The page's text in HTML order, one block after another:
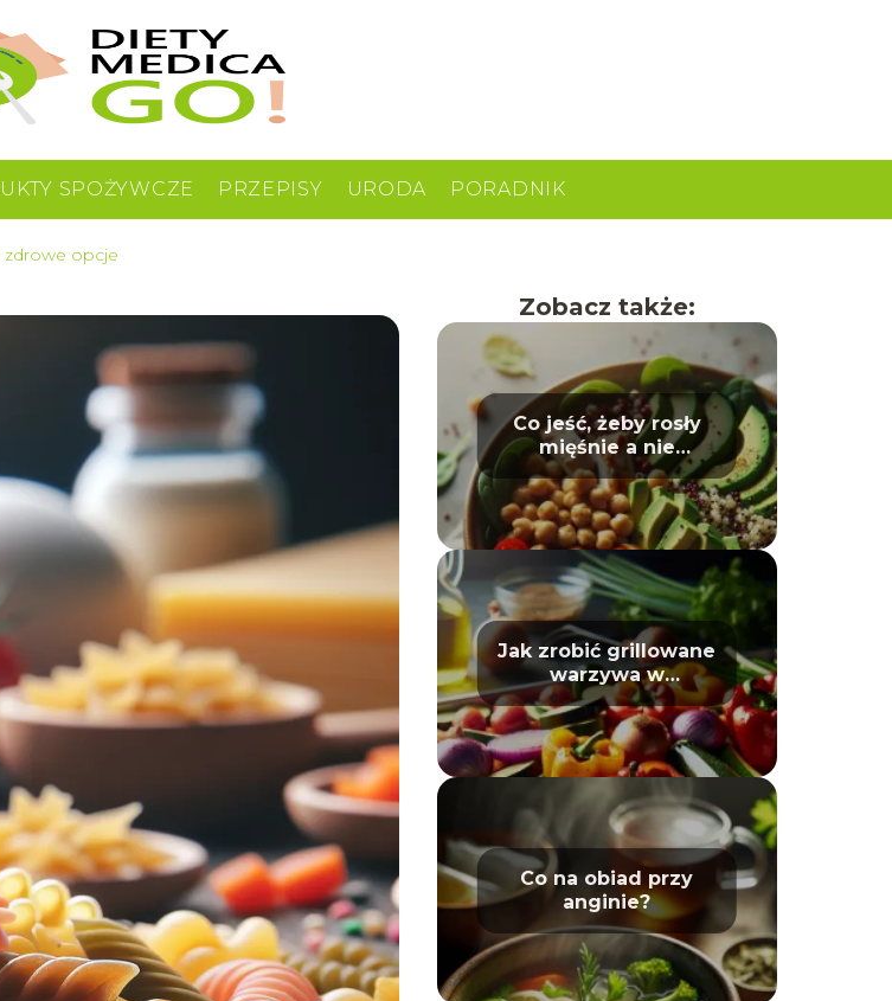
SPOŻYWCZE PRZEPISY URODA PORADNIK
zdrowe opcje
Zobacz także:
Co jeść, żeby rosły
mięśnie a nie
tłuszcz? Dieta dla
sportowców
Jak zrobić grillowane
warzywa w
piekarniku – poradnik
Co na obiad przy
anginie?